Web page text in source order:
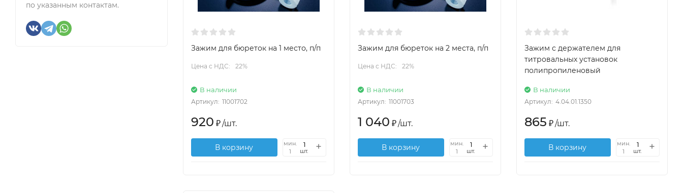
по указанным контактам.
Зажим для бюреток на 1 место, п/п
Цена с НДС: 22%
В наличии
Артикул: 11001702
920 ₽/шт.
В корзину
мин.
1
шт.
Зажим для бюреток на 2 места, п/п
Цена с НДС: 22%
В наличии
Артикул: 11001703
1 040 ₽/шт.
В корзину
мин.
1
шт.
Зажим с держателем для
титровальных установок
полипропиленовый
В наличии
Артикул: 4.04.01.1350
865 ₽/шт.
В корзину
мин.
1
шт.